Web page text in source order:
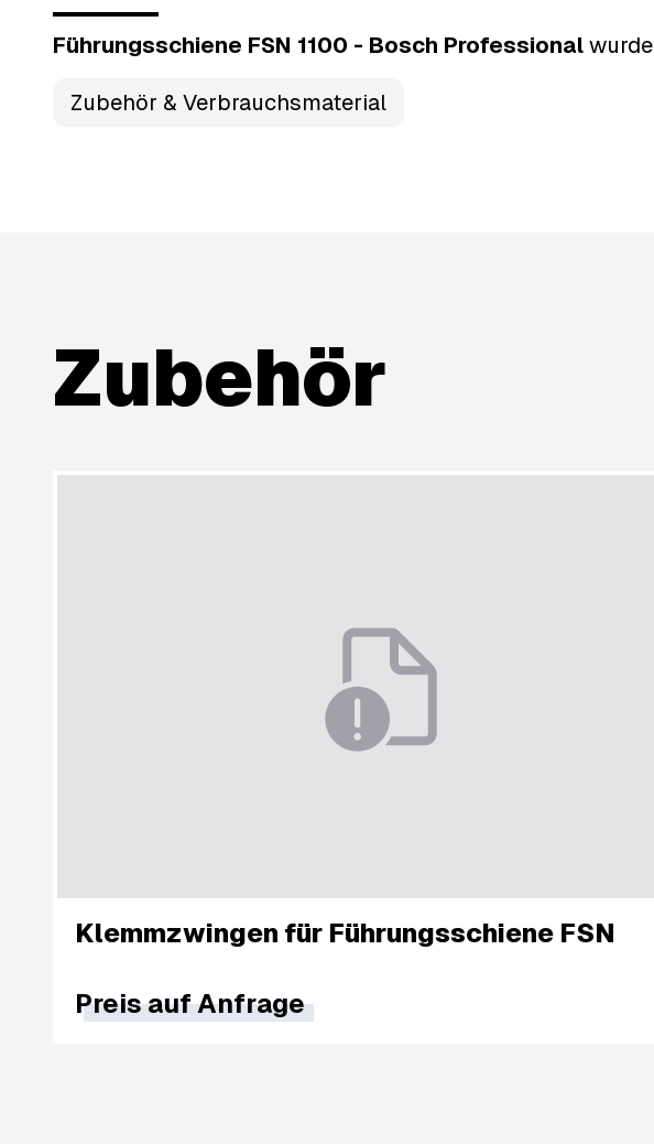
Führungsschiene FSN 1100 - Bosch Professional wurde
Zubehör & Verbrauchsmaterial
Zubehör
Klemmzwingen für Führungsschiene FSN
Preis auf Anfrage